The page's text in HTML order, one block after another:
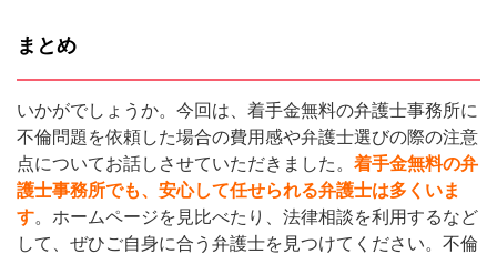
まとめ
いかがでしょうか。今回は、着手金無料の弁護士事務所に
不倫問題を依頼した場合の費用感や弁護士選びの際の注意
点についてお話しさせていただきました。 着手金無料の弁
護士事務所でも、安心して任せられる弁護士は多くいま
す。ホームページを見比べたり、法律相談を利用するなど
して、ぜひご自身に合う弁護士を見つけてください。不倫